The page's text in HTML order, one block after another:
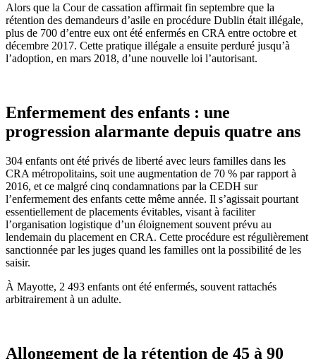
Alors que la Cour de cassation affirmait fin septembre que la
rétention des demandeurs d’asile en procédure Dublin était illégale,
plus de 700 d’entre eux ont été enfermés en CRA entre octobre et
décembre 2017. Cette pratique illégale a ensuite perduré jusqu’à
l’adoption, en mars 2018, d’une nouvelle loi l’autorisant.
Enfermement des enfants : une
progression alarmante depuis quatre ans
304 enfants ont été privés de liberté avec leurs familles dans les
CRA métropolitains, soit une augmentation de 70 % par rapport à
2016, et ce malgré cinq condamnations par la CEDH sur
l’enfermement des enfants cette même année. Il s’agissait pourtant
essentiellement de placements évitables, visant à faciliter
l’organisation logistique d’un éloignement souvent prévu au
lendemain du placement en CRA. Cette procédure est régulièrement
sanctionnée par les juges quand les familles ont la possibilité de les
saisir.
À Mayotte, 2 493 enfants ont été enfermés, souvent rattachés
arbitrairement à un adulte.
Allongement de la rétention de 45 à 90